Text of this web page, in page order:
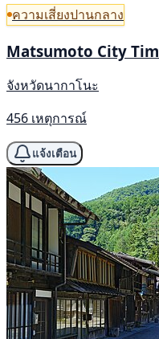
ความเสี่ยงปานกลาง
Matsumoto City
จังหวัดนากาโนะ
456 เหตุการณ์
แจ้งเตือน